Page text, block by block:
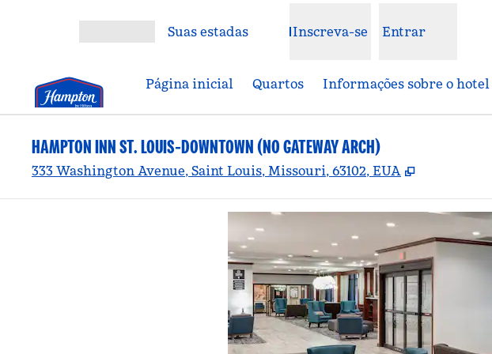
Suas estadas Inscreva-se Entrar
Página inicial Quartos Informações sobre o hotel
HAMPTON INN ST. LOUIS-DOWNTOWN (NO GATEWAY ARCH)
333 Washington Avenue, Saint Louis, Missouri, 63102, EUA ,